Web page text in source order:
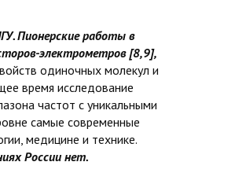
Пионерские работы в
электрометров [8,9],
одиночных молекул и
время исследование
частот с уникальными
самые современные
медицине и технике.
России нет.